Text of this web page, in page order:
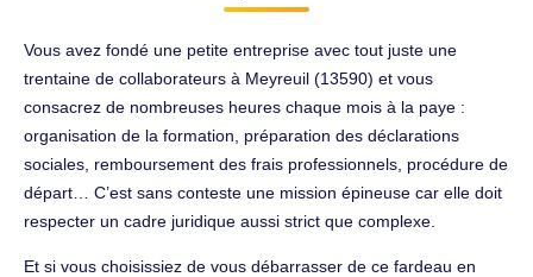
Vous avez fondé une petite entreprise avec tout juste une
trentaine de collaborateurs à Meyreuil (13590) et vous
consacrez de nombreuses heures chaque mois à la paye :
organisation de la formation, préparation des déclarations
sociales, remboursement des frais professionnels, procédure de
départ… C’est sans conteste une mission épineuse car elle doit
respecter un cadre juridique aussi strict que complexe.
Et si vous choisissiez de vous débarrasser de ce fardeau en